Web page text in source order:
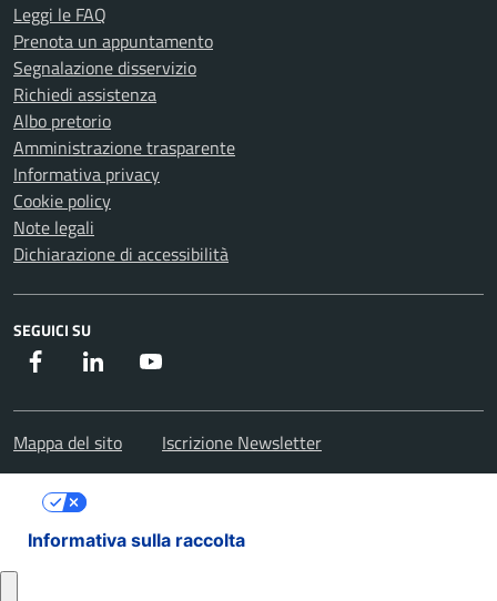
Leggi le FAQ
Prenota un appuntamento
Segnalazione disservizio
Richiedi assistenza
Albo pretorio
Amministrazione trasparente
Informativa privacy
Cookie policy
Note legali
Dichiarazione di accessibilità
SEGUICI SU
Facebook Instagram
Mappa del sito Iscrizione Newsletter
Informativa sulla raccolta
Le tue preferenze relative alla privacy